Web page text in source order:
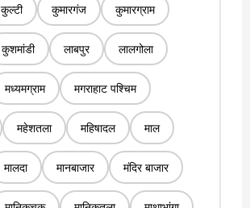
कुल्टी कुमारगंज कुमारग्राम
कुशमांडी लाबपुर लालगोला
मध्यमग्राम मगराहाट पश्चिम
महेशतला महिषादल माल
मालदा मानबाजार मंदिर बाजार